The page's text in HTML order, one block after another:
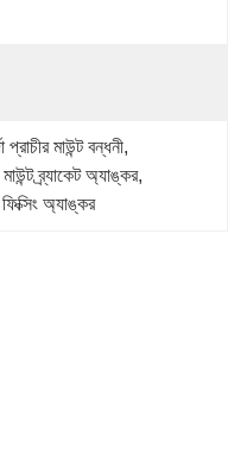
মাউন্ট বন্ধনী,
ব্র্যাকেট অ্যাঙ্কর,
ফিক্সিং অ্যাঙ্কর